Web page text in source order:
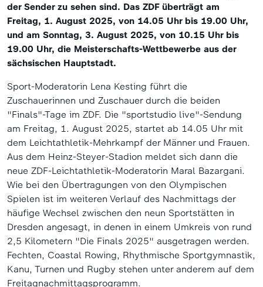
der Sender zu sehen sind. Das ZDF überträgt am
Freitag, 1. August 2025, von 14.05 Uhr bis 19.00 Uhr,
und am Sonntag, 3. August 2025, von 10.15 Uhr bis
19.00 Uhr, die Meisterschafts-Wettbewerbe aus der
sächsischen Hauptstadt.
Sport-Moderatorin Lena Kesting führt die
Zuschauerinnen und Zuschauer durch die beiden
"Finals"-Tage im ZDF. Die "sportstudio live"-Sendung
am Freitag, 1. August 2025, startet ab 14.05 Uhr mit
dem Leichtathletik-Mehrkampf der Männer und Frauen.
Aus dem Heinz-Steyer-Stadion meldet sich dann die
neue ZDF-Leichtathletik-Moderatorin Maral Bazargani.
Wie bei den Übertragungen von den Olympischen
Spielen ist im weiteren Verlauf des Nachmittags der
häufige Wechsel zwischen den neun Sportstätten in
Dresden angesagt, in denen in einem Umkreis von rund
2,5 Kilometern "Die Finals 2025" ausgetragen werden.
Fechten, Coastal Rowing, Rhythmische Sportgymnastik,
Kanu, Turnen und Rugby stehen unter anderem auf dem
Freitagnachmittagsprogramm.